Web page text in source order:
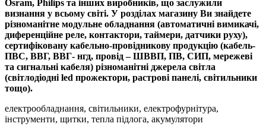
Osram, Philips та інших виробників, що заслужили
визнання у всьому світі. У розділах магазину Ви знайдете
різноманітне модульне обладнання (автоматичні вимикачі,
диференційне реле, контактори, таймери, датчики руху),
сертифіковану кабельно-провідникову продукцію (кабель-
ПВС, ВВГ, ВВГ- нгд, провід – ШВВП, ПВ, СИП, мережеві
та сигнальні кабеля) різноманітні джерела світла
(світлодіодні led прожектори, растрові панелі, світильники
тощо).
електрообладнання, світильники, електрофурнітура,
інструменти, щитки, тепла підлога, акумулятори